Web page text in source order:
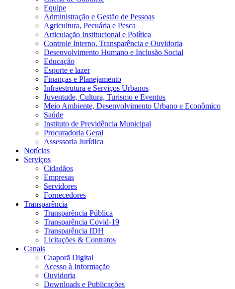
Equipe
Administração e Gestão de Pessoas
Agricultura, Pecuária e Pesca
Articulação Institucional e Política
Controle Interno, Transparência e Ouvidoria
Desenvolvimento Humano e Inclusão Social
Educação
Esporte e lazer
Finanças e Planejamento
Infraestrutura e Serviços Urbanos
Juventude, Cultura, Turismo e Eventos
Meio Ambiente, Desenvolvimento Urbano e Econômico
Saúde
Instituto de Previdência Municipal
Procuradoria Geral
Assessoria Jurídica
Notícias
Serviços
Cidadãos
Empresas
Servidores
Fornecedores
Transparência
Transparência Pública
Transparência Covid-19
Transparência IDH
Licitações & Contratos
Canais
Caaporã Digital
Acesso à Informação
Ouvidoria
Downloads e Publicações